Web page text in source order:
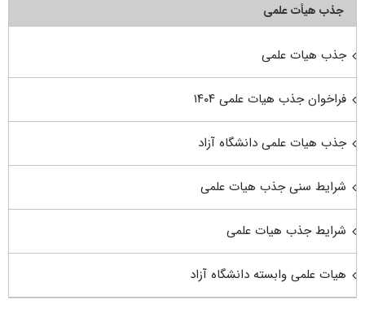
جذب هیأت علمی
جذب هیات علمی
فراخوان جذب هیات علمی ۱۴۰۴
جذب هیات علمی دانشگاه آزاد
شرایط سنی جذب هیات علمی
شرایط جذب هیات علمی
هیات علمی وابسته دانشگاه آزاد